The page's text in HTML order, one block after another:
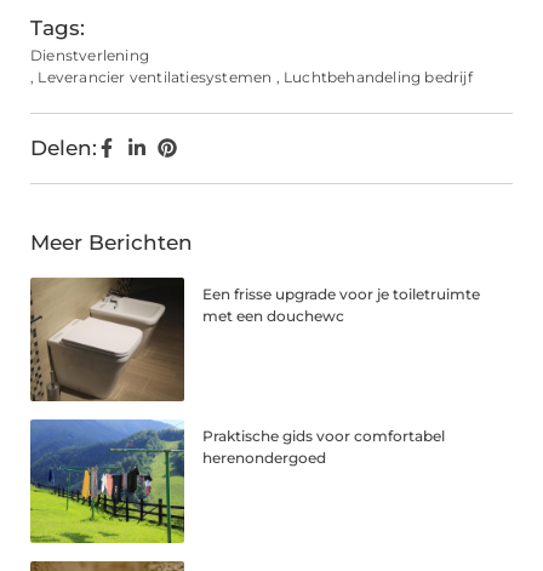
Tags:
Dienstverlening
, Leverancier ventilatiesystemen , Luchtbehandeling bedrijf
Delen:
Meer Berichten
Een frisse upgrade voor je toiletruimte
met een douchewc
Praktische gids voor comfortabel
herenondergoed